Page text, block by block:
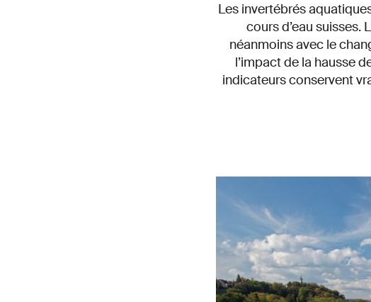
Les invertébrés
cours d’eau
néanmoins avec le
l’impact de la hausse
indicateurs conservent